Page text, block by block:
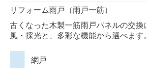
リフォーム雨戸（雨戸一筋）
古くなった木製一筋雨戸パネルの交換
風・採光と、多彩な機能から選べます。
網戸